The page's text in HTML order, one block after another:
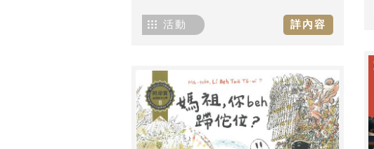
詳內容
活動